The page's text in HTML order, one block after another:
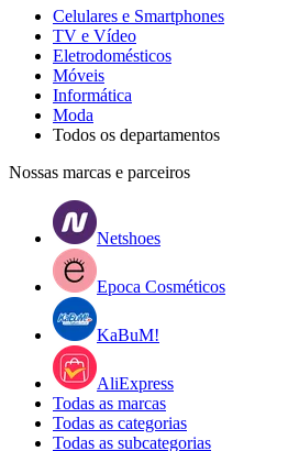
Celulares e Smartphones
TV e Vídeo
Eletrodomésticos
Móveis
Informática
Moda
Todos os departamentos
Nossas marcas e parceiros
Netshoes
Epoca Cosméticos
KaBuM!
AliExpress
Todas as marcas
Todas as categorias
Todas as subcategorias